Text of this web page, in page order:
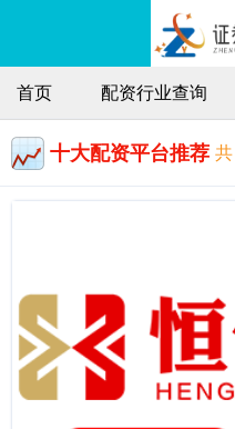
首页 配资行业查询
十大配资平台推荐 共